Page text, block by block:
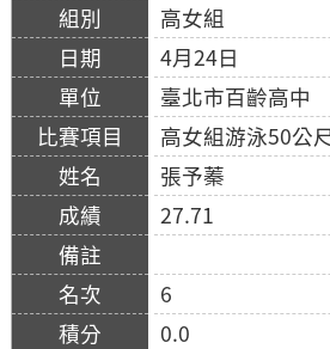
高女組
4月24日
臺北市百齡高中
高女組游泳50公
張予蓁
27.71
6
0.0